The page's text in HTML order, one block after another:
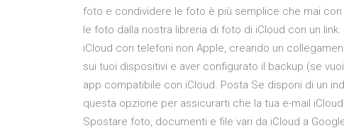
foto e condividere le foto è più semplice che mai
le foto dalla nostra libreria di foto di iCloud con un
iCloud con telefoni non Apple, creando un
sui tuoi dispositivi e aver configurato il backup (se
app compatibile con iCloud. Posta Se disponi di un
questa opzione per assicurarti che la tua e-mail
Spostare foto, documenti e file vari da iCloud a